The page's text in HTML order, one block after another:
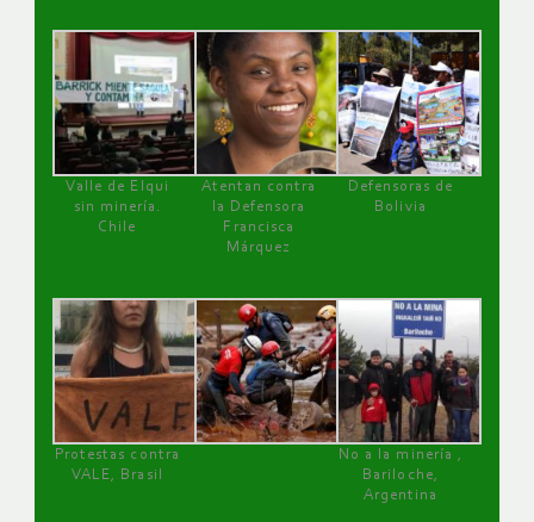
Valle de Elqui
sin minería.
Chile
Atentan contra
la Defensora
Francisca
Márquez
Defensoras de
Bolivia
Protestas contra
VALE, Brasil
No a la minería ,
Bariloche,
Argentina